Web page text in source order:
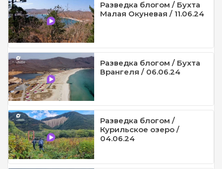
Разведка блогом / Бухта
Малая Окуневая / 11.06.24
Разведка блогом / Бухта
Врангеля / 06.06.24
Разведка блогом /
Курильское озеро /
04.06.24